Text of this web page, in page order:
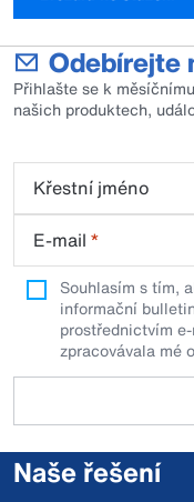
Odebírejte
Přihlašte se k
našich produktech,
Křestní jméno
E-mail *
Souhlasím s tím,
informační
prostřednictvím
zpracovávala mé
Naše řešení